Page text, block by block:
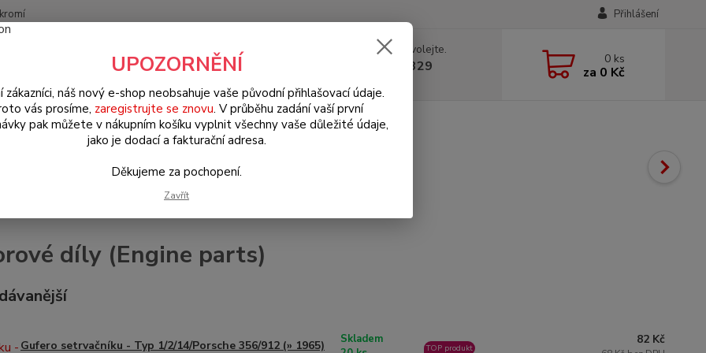
Přihlášení
Hledat
Nevíte si rady? Zavolejte.
+420 602 330 329 0 ks
za 0 Kč
911/912/914/964/993 Motorové díly (Engine parts)
díly (Engine parts)
Gufero setrvačníku - Typ 1/2/14/Porsche 356/912 (» 1965)
Skladem
TOP produkt
82 Kč
UPOZORNĚNÍ
zákazníci, náš nový e-shop neobsahuje vaše původní přihlašovací údaje.
vás prosíme, zaregistrujte se znovu. V průběhu zadání vaší první
pak můžete v nákupním košíku vyplnit všechny vaše důležité údaje,
jako je dodací a fakturační adresa.
Děkujeme za pochopení.
Zavřít